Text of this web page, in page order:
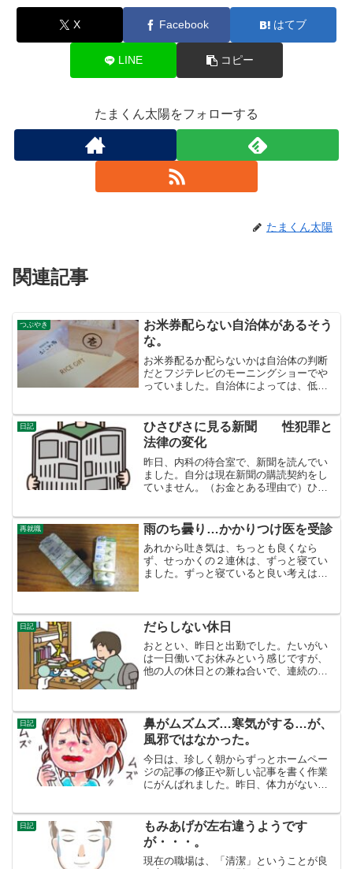
X Facebook はてブ
LINE コピー
たまくん太陽をフォローする
たまくん太陽
関連記事
つぶやき
お米券配らない自治体があるそう
な。
お米券配るか配らないかは自治体の判断
だとフジテレビのモーニングショーでや
っていました。自治体によっては、低所
がイイです。谷原さんがが言っていまし
た。国民が現金給付するよ...
日記
ひさびさに見る新聞 性犯罪と
法律の変化
昨日、内科の待合室で、新聞を読んでい
ました。自分は現在新聞の購読契約をし
ていません。（お金とある理由で）ひさ
計責任者の参考人招致決議のトップ記事
新聞の編集者が事の重要度...
再就職 雨のち曇り…かかりつけ医を受診
あれから吐き気は、ちっとも良くなら
ず、せっかくの２連休は、ずっと寝てい
ました。ずっと寝ていると良い考えは浮
場をおさらばした方がいいのでは？と思
うようになりました。でも、...
日記 だらしない休日
おととい、昨日と出勤でした。たいがい
は一日働いてお休みという感じですが、
他の人の休日との兼ね合いで、連続の日
する気になりません。片付...
日記
鼻がムズムズ…寒気がする…が、
風邪ではなかった。
今日は、珍しく朝からずっとホームペー
ジの記事の修正や新しい記事を書く作業
にがんばれました。昨日、体力がないの
も飯が食えるようにと、がんばる気持ち
になれたことです。いずれ...
日記
もみあげが左右違うようです
が・・・。
現在の職場は、「清潔」ということが良